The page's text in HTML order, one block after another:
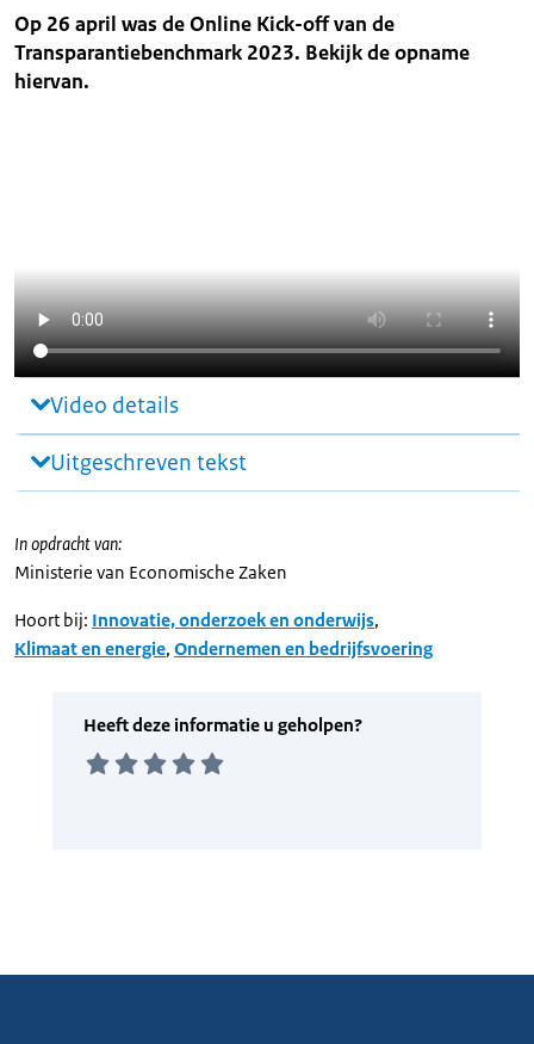
Op 26 april was de Online Kick-off van de
Transparantiebenchmark 2023. Bekijk de opname
hiervan.
Video details
Uitgeschreven tekst
In opdracht van:
Ministerie van Economische Zaken
Hoort bij: Innovatie, onderzoek en onderwijs,
Klimaat en energie, Ondernemen en bedrijfsvoering